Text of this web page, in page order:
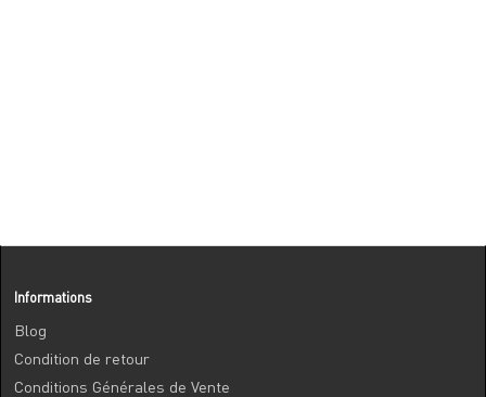
Informations
Blog
Condition de retour
Conditions Générales de Vente